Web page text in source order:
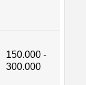
150.000 -
300.000